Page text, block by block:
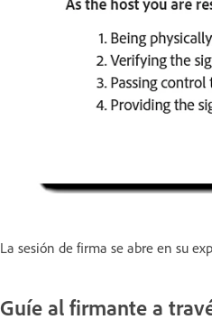
La sesión de firma se abre en su
Guíe al firmante a